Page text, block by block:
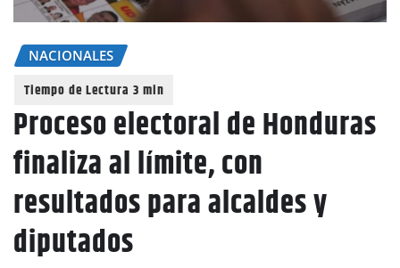
NACIONALES
Proceso electoral de Honduras
finaliza al límite, con
resultados para alcaldes y
diputados